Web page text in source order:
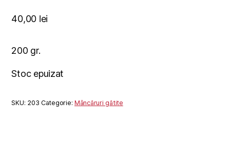
40,00 lei
200 gr.
Stoc epuizat
SKU: 203 Categorie:Mâncăruri gătite